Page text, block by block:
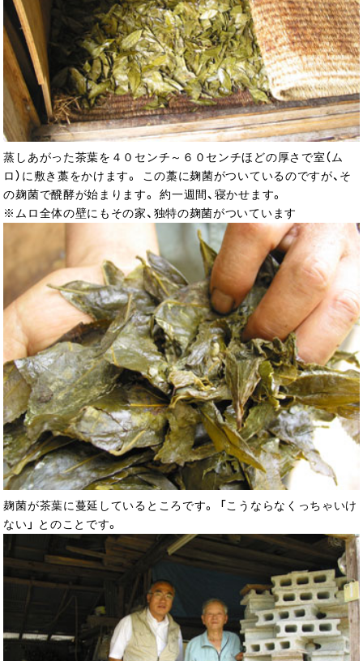
蒸しあがった茶葉を４０センチ～６０センチほどの厚さで室（ム
ロ）に敷き藁をかけます。 この藁に麹菌がついているのですが、そ
の麹菌で醗酵が始まります。 約一週間、寝かせます。
※ムロ全体の壁にもその家、独特の麹菌がついています
麹菌が茶葉に蔓延しているところです。 「こうならなくっちゃいけ
ない」 とのことです。